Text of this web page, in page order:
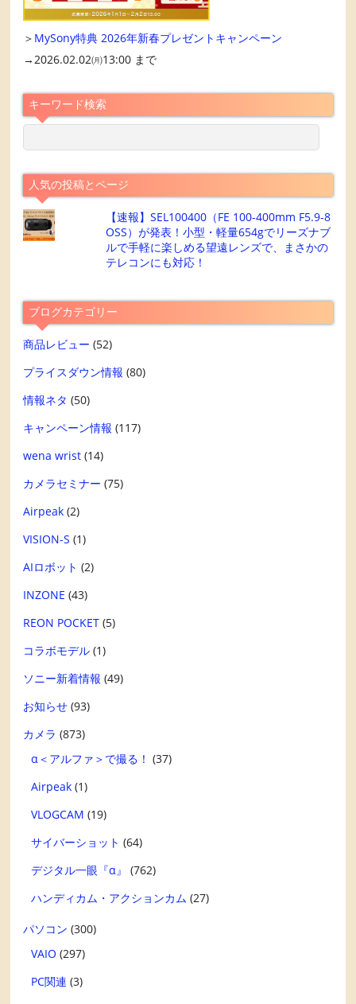
＞ MySony特典 2026年新春プレゼントキャンペーン
→2026.02.02㈪13:00 まで
キーワード検索
人気の投稿とページ
【速報】SEL100400（FE 100-400mm F5.9-8
OSS）が発表！小型・軽量654gでリーズナブ
ルで手軽に楽しめる望遠レンズで、まさかの
テレコンにも対応！
ブログカテゴリー
商品レビュー (52)
プライスダウン情報 (80)
情報ネタ (50)
キャンペーン情報 (117)
wena wrist (14)
カメラセミナー (75)
Airpeak (2)
VISION-S (1)
AIロボット (2)
INZONE (43)
REON POCKET (5)
コラボモデル (1)
ソニー新着情報 (49)
お知らせ (93)
カメラ (873)
α＜アルファ＞で撮る！ (37)
Airpeak (1)
VLOGCAM (19)
サイバーショット (64)
デジタル一眼『α』
(762)
ハンディカム・アクションカム (27)
パソコン (300)
VAIO (297)
PC関連 (3)